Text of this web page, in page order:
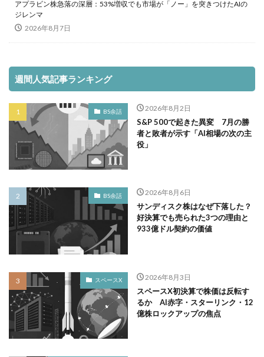
アプラビン株急落の深層：53%増収でも市場が「ノー」を突きつけたAIの
ジレンマ
2026年8月7日
週間人気記事ランキング
BS余話 2026年8月2日
S&P 500で起きた異変 7月の勝
者と敗者が示す「AI相場の次の主
役」
BS余話 2026年8月6日
サンディスク株はなぜ下落した？
好決算でも売られた3つの理由と
933億ドル契約の価値
スペースX 2026年8月3日
スペースX初決算で株価は反転す
るか AI赤字・スターリンク・12
億株ロックアップの焦点